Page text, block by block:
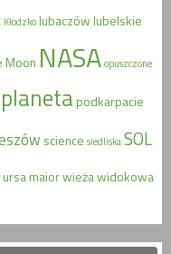
Kłodzkolubaczówlubelskie
Moon NASAopuszczone
planetapodkarpacie
science siedliskaSOL
ursa maiorwieża widokowa